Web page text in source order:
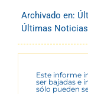
Archivado en:
Últimas Noticias
Este informe
ser bajadas e
sólo pueden